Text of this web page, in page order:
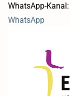
WhatsApp-Kanal:
WhatsApp